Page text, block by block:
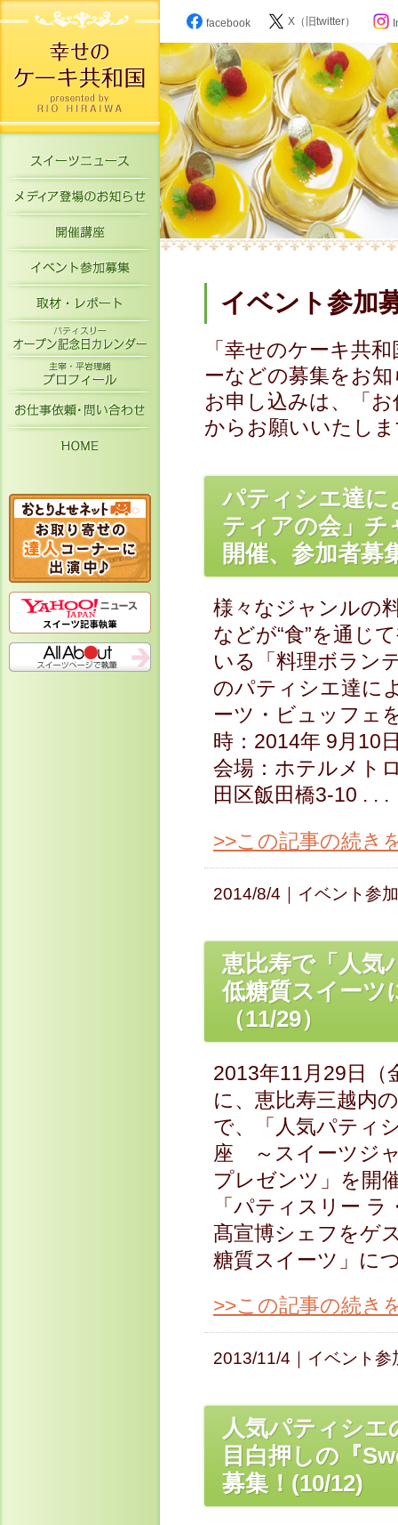
スイーツニュース
メディア登場のお知らせ
開催講座
取材・レポート
主宰・平岩理緒プロフィール
お仕事依頼・お問い合わせ
facebook X（旧twitter）
イベント参加
「幸せのケーキ共
ーなどの募集をお
お申し込みは、「
からお願いいたし
パティシエ達に
ティアの会」チ
開催、参加者募
様々なジャンルの
などが“食”を通じ
いる「料理ボラン
のパティシエ達に
ーツ・ビュッフェ
時：2014年 9月10
会場：ホテルメト
田区飯田橋3-10 . . .
>>この記事の続き
2014/8/4｜ イベント参
恵比寿で「人気
低糖質スイーツ
（11/29）
2013年11月29日（
に、恵比寿三越内
で、「人気パティ
座 ～スイーツジ
プレゼンツ」を開
「パティスリー
髙宣博シェフをゲ
糖質スイーツ」に
>>この記事の続き
2013/11/4｜ イベント参
人気パティシ
目白押しの『
募集！(10/12)